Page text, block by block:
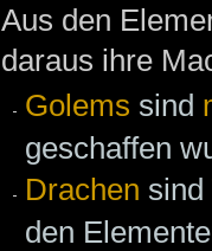
Aus den
daraus ihre
Golems sind
geschaffen
Drachen sind
den